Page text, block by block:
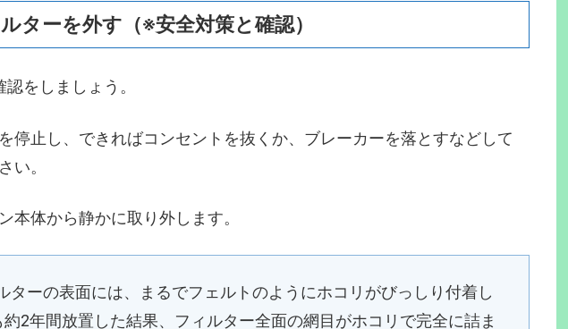
ターを外す（※安全対策と確認）
をしましょう。
停止し、できればコンセントを抜くか、ブレーカーを落とすなどして
い。
本体から静かに取り外します。
ターの表面には、まるでフェルトのようにホコリがびっしり付着し
2年間放置した結果、フィルター全面の網目がホコリで完全に詰ま